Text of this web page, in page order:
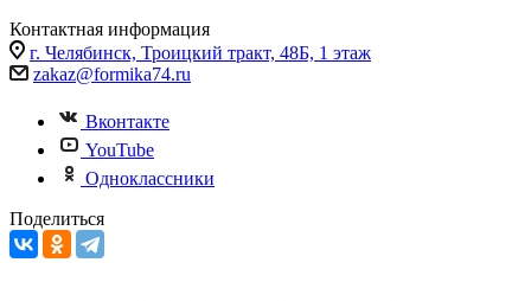
Контактная информация
г. Челябинск, Троицкий тракт, 48Б, 1 этаж
zakaz@formika74.ru
Вконтакте
YouTube
Одноклассники
Поделиться